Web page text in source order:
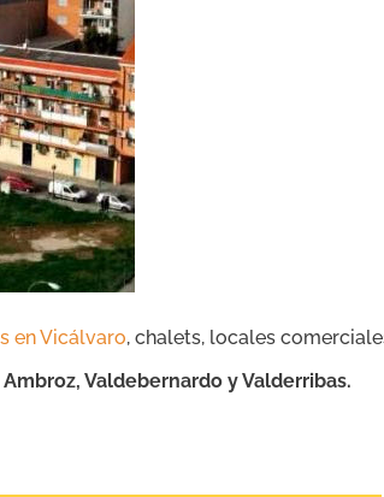
en Vicálvaro, chalets, locales
Valdebernardo y Valderribas.